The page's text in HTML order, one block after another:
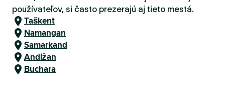
používateľov, si často prezerajú aj tieto mestá.
Taškent
Namangan
Samarkand
Andižan
Buchara